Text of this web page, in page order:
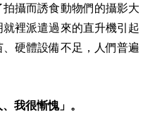
攝而誘食動物們的攝影大
裡派遣過來的直升機引起
硬體設備不足，人們普遍
我很慚愧」。